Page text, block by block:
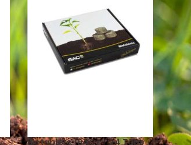
Biotablets (BAC) – 24 Tabs